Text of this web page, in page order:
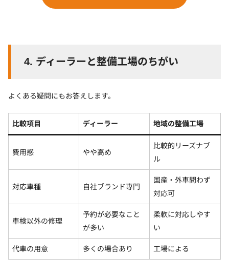
4. ディーラーと整備工場のちがい
よくある疑問にもお答えします。
比較項目 ディーラー 地域の整備工場
費用感 やや高め
比較的リーズナブ
ル
対応車種 自社ブランド専門
国産・外車問わず
対応可
車検以外の修理
予約が必要なこと
が多い
柔軟に対応しやす
い
代車の用意 多くの場合あり 工場による